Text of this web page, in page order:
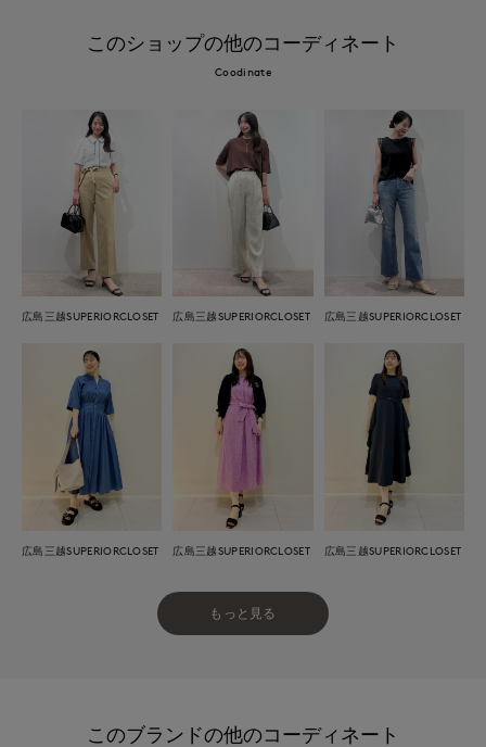
このショップの他のコーディネート
Coodinate
広島三越SUPERIORCLOSET 広島三越SUPERIORCLOSET 広島三越SUPERIORCLOSET
広島三越SUPERIORCLOSET 広島三越SUPERIORCLOSET 広島三越SUPERIORCLOSET
もっと見る
このブランドの他のコーディネート